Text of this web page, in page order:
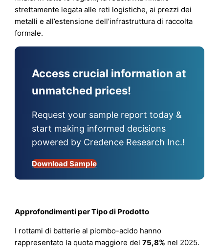
strettamente legata alle reti logistiche, ai prezzi dei
metalli e all’estensione dell’infrastruttura di raccolta
formale.
Access crucial information at
unmatched prices!
Request your sample report today &
start making informed decisions
powered by Credence Research Inc.!
Download Sample
Approfondimenti per Tipo di Prodotto
I rottami di batterie al piombo-acido hanno
rappresentato la quota maggiore del75,8% nel 2025.